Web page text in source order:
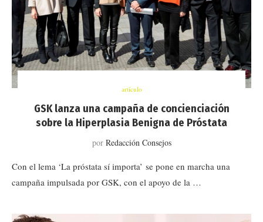
artículo
GSK lanza una campaña de concienciación
sobre la Hiperplasia Benigna de Próstata
por Redacción Consejos
Con el lema ‘La próstata sí importa’ se pone en marcha una
campaña impulsada por GSK, con el apoyo de la …